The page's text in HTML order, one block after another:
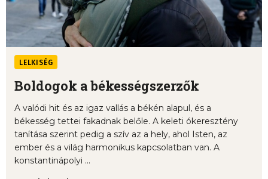
LELKISÉG
Boldogok a békességszerzők
A valódi hit és az igaz vallás a békén alapul, és a
békesség tettei fakadnak belőle. A keleti ókeresztény
tanítása szerint pedig a szív az a hely, ahol Isten, az
ember és a világ harmonikus kapcsolatban van. A
konstantinápolyi ...